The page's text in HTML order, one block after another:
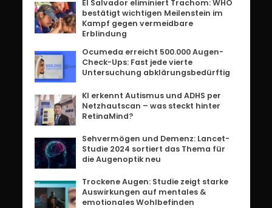
El Salvador eliminiert Trachom: WHO
bestätigt wichtigen Meilenstein im
Kampf gegen vermeidbare
Erblindung
Ocumeda erreicht 500.000 Augen-
Check-Ups: Fast jede vierte
Untersuchung abklärungsbedürftig
KI erkennt Autismus und ADHS per
Netzhautscan – was steckt hinter
RetinaMind?
Sehvermögen und Demenz: Lancet-
Studie 2024 sortiert das Thema für
die Augenoptik neu
Trockene Augen: Studie zeigt starke
Auswirkungen auf mentales &
emotionales Wohlbefinden